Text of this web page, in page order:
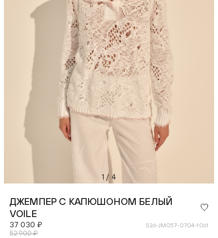
1 / 4
ДЖЕМПЕР С КАПЮШОНОМ БЕЛЫЙ
VOILE
37 030 ₽
52 900 ₽
S26-JM057-0704-1061